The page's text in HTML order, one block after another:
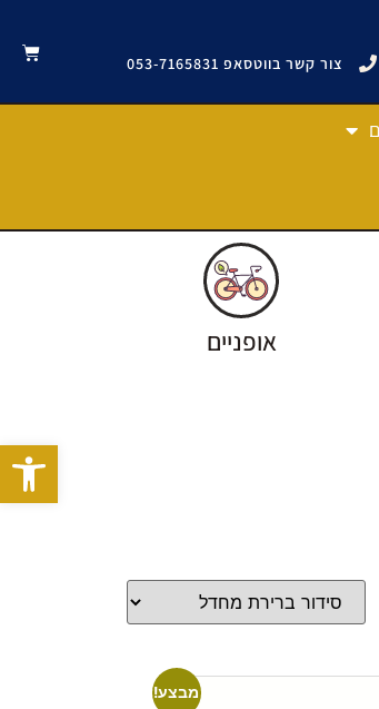
פתח
צור קשר בווטסאפ 053-7165831
אופניים
מבצע!